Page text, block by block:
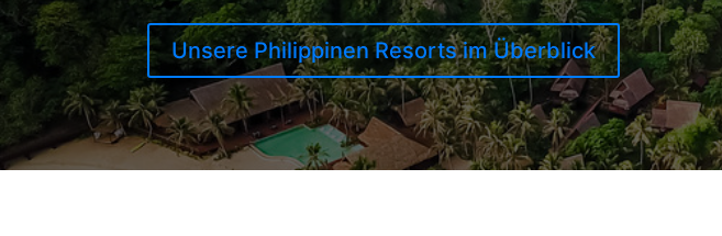
Unsere Philippinen Resorts im Überblick